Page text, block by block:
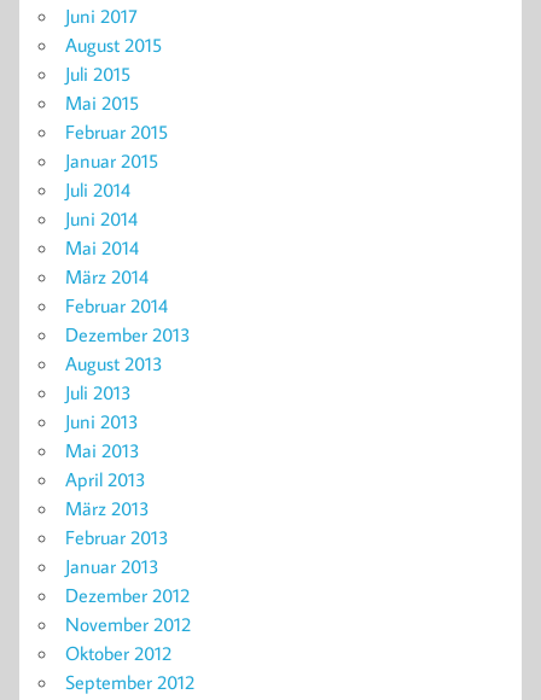
Juni 2017
August 2015
Juli 2015
Mai 2015
Februar 2015
Januar 2015
Juli 2014
Juni 2014
Mai 2014
März 2014
Februar 2014
Dezember 2013
August 2013
Juli 2013
Juni 2013
Mai 2013
April 2013
März 2013
Februar 2013
Januar 2013
Dezember 2012
November 2012
Oktober 2012
September 2012